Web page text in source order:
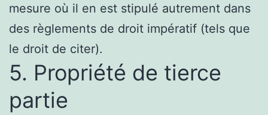
mesure où il en est stipulé autrement dans
des règlements de droit impératif (tels que
le droit de citer).
5. Propriété de tierce
partie